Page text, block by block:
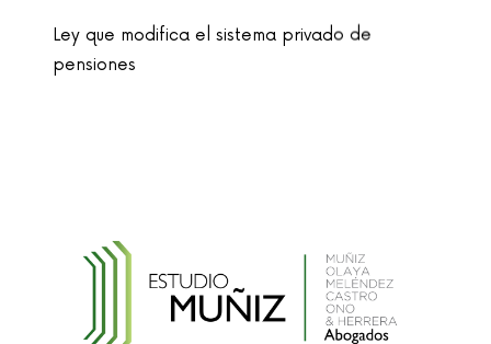
Ley que modifica el sistema privado de
pensiones
Reglamento de la Ley N° 30024, que crea el
Registro Nacional de Historias Clínicas
Electrónicas